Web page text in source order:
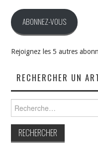
ABONNEZ-VOUS
Rejoignez les 5 autres
RECHERCHER UN